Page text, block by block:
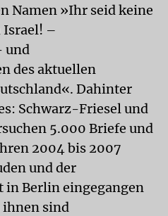
Namen »Ihr seid keine
Israel! –
und
des aktuellen
Dahinter
Schwarz-Friesel und
5.000 Briefe und
2004 bis 2007
und der
in Berlin eingegangen
ihnen sind